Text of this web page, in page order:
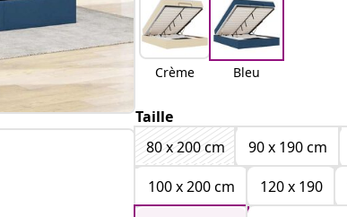
Crème Bleu
Taille
80 x 200 cm
90 x 190 cm
100 x 200 cm
120 x 190